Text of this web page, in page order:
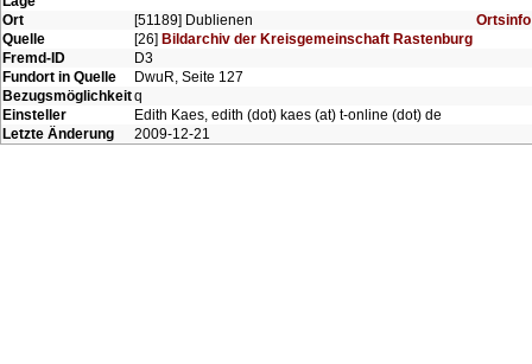
Ort
[51189] Dublienen
Ortsinfo
Quelle
[26] Bildarchiv der Kreisgemeinschaft Rastenburg
Fremd-ID
D3
Fundort in Quelle
DwuR, Seite 127
Bezugsmöglichkeitq
Einsteller
Edith Kaes, edith (dot) kaes (at) t-online (dot) de
Letzte Änderung
2009-12-21